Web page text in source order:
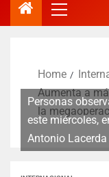
Home
Aumenta a
la
Personas
este miércoles,
Antonio Lacerda